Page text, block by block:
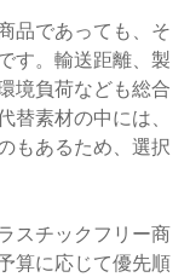
品であっても、そ
す。輸送距離、製
境負荷なども総合
替素材の中には、
もあるため、選択
スチックフリー商
算に応じて優先順